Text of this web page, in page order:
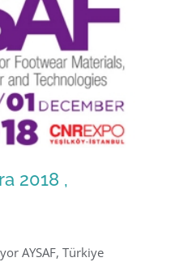
2018 ,
AYSAF, Türkiye